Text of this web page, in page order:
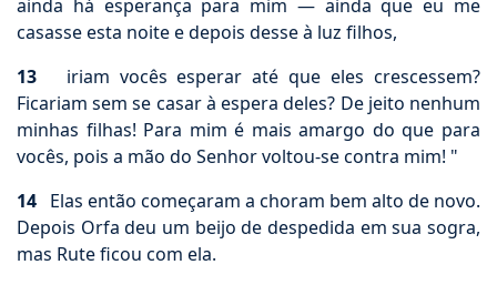
ainda há esperança para mim — ainda que eu me
casasse esta noite e depois desse à luz filhos,
13 iriam vocês esperar até que eles crescessem?
Ficariam sem se casar à espera deles? De jeito nenhum
minhas filhas! Para mim é mais amargo do que para
vocês, pois a mão do Senhor voltou-se contra mim! "
14 Elas então começaram a choram bem alto de novo.
Depois Orfa deu um beijo de despedida em sua sogra,
mas Rute ficou com ela.